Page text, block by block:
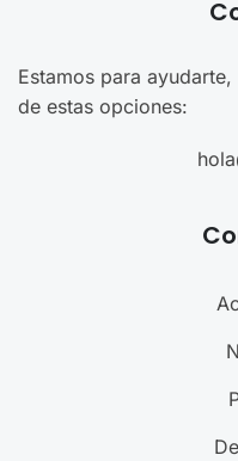
Estamos para
de estas opciones: